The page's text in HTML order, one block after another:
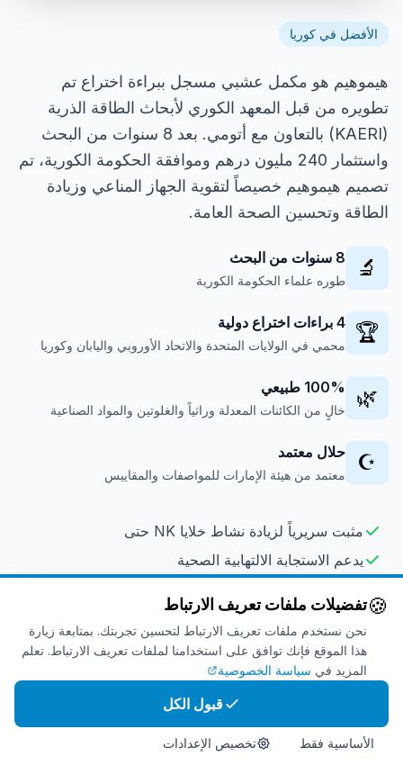
الأفضل في كوريا
هيموهيم هو مكمل عشبي مسجل ببراءة اختراع تم
تطويره من قبل المعهد الكوري لأبحاث الطاقة الذرية
(KAERI) بالتعاون مع أتومي. بعد 8 سنوات من البحث
واستثمار 240 مليون درهم وموافقة الحكومة الكورية، تم
تصميم هيموهيم خصيصاً لتقوية الجهاز المناعي وزيادة
الطاقة وتحسين الصحة العامة.
🔬 8 سنوات من البحث
طوره علماء الحكومة الكورية
🏆 4 براءات اختراع دولية
محمي في الولايات المتحدة والاتحاد الأوروبي واليابان وكوريا
🌿 100% طبيعي
خالٍ من الكائنات المعدلة وراثياً والغلوتين والمواد الصناعية
☪️ حلال معتمد
معتمد من هيئة الإمارات للمواصفات والمقاييس
مثبت سريرياً لزيادة نشاط خلايا NK حتى
يدعم الاستجابة الالتهابية الصحية
آمن للاستخدام اليومي طويل الأمد
عرض في المتجر
🍪تفضيلات ملفات تعريف الارتباط
نحن نستخدم ملفات تعريف الارتباط لتحسين تجربتك. بمتابعة زيارة
هذا الموقع فإنك توافق على استخدامنا لملفات تعريف الارتباط. تعلم
المزيد في سياسة الخصوصية
قبول الكل
الأساسية فقط تخصيص الإعدادات